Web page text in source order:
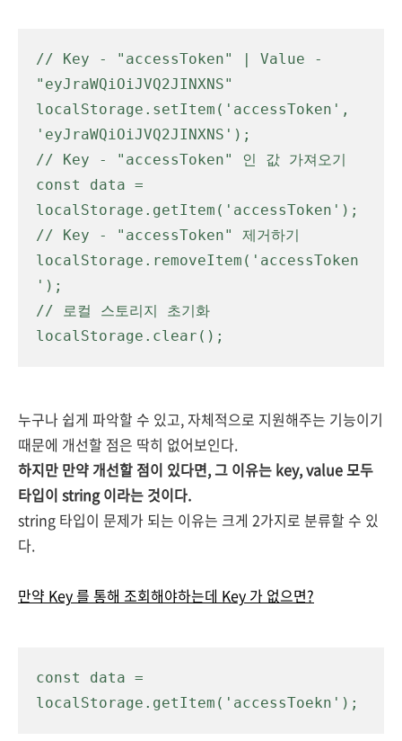
// Key - "accessToken" | Value -
"eyJraWQiOiJVQ2JINXNS"
localStorage.setItem('accessToken',
'eyJraWQiOiJVQ2JINXNS');
// Key - "accessToken" 인 값 가져오기
const data =
localStorage.getItem('accessToken');
// Key - "accessToken" 제거하기
localStorage.removeItem('accessToken
');
// 로컬 스토리지 초기화
localStorage.clear();
누구나 쉽게 파악할 수 있고, 자체적으로 지원해주는 기능이기
때문에 개선할 점은 딱히 없어보인다.
하지만 만약 개선할 점이 있다면, 그 이유는 key, value 모두
타입이 string 이라는 것이다.
string 타입이 문제가 되는 이유는 크게 2가지로 분류할 수 있
다.
만약 Key 를 통해 조회해야하는데 Key 가 없으면?
const data =
localStorage.getItem('accessToekn');